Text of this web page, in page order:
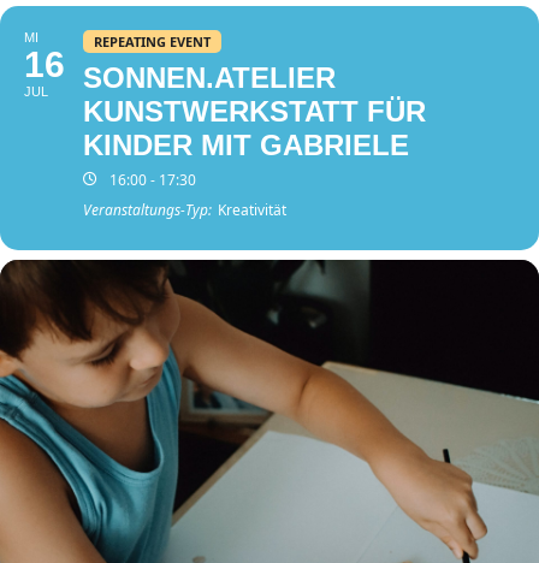
MI
16
JUL
REPEATING EVENT
SONNEN.ATELIER
KUNSTWERKSTATT FÜR
KINDER MIT GABRIELE
16:00 - 17:30
Veranstaltungs-Typ: Kreativität